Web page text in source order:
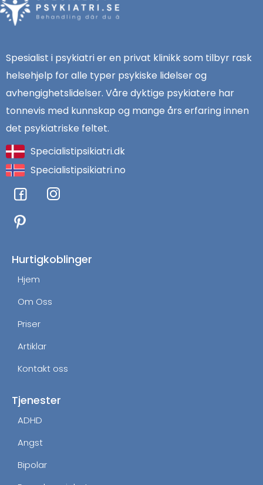
Spesialist i psykiatri er en privat klinikk som tilbyr rask
helsehjelp for alle typer psykiske lidelser og
avhengighetslidelser. Våre dyktige psykiatere har
tonnevis med kunnskap og mange års erfaring innen
det psykiatriske feltet.
Specialistipsikiatri.dk
Specialistipsikiatri.no
F
a
c
e
o
k
I
n
g
Hurtigkoblinger
Hjem
Om Oss
Priser
Artiklar
Kontakt oss
Tjenester
ADHD
Angst
Bipolar